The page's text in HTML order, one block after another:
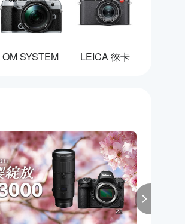
OM SYSTEM LEICA 徠卡